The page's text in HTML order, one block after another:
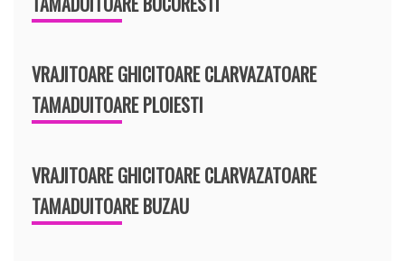
VRAJITOARE GHICITOARE CLARVAZATOARE
TAMADUITOARE PLOIESTI
VRAJITOARE GHICITOARE CLARVAZATOARE
TAMADUITOARE BUZAU